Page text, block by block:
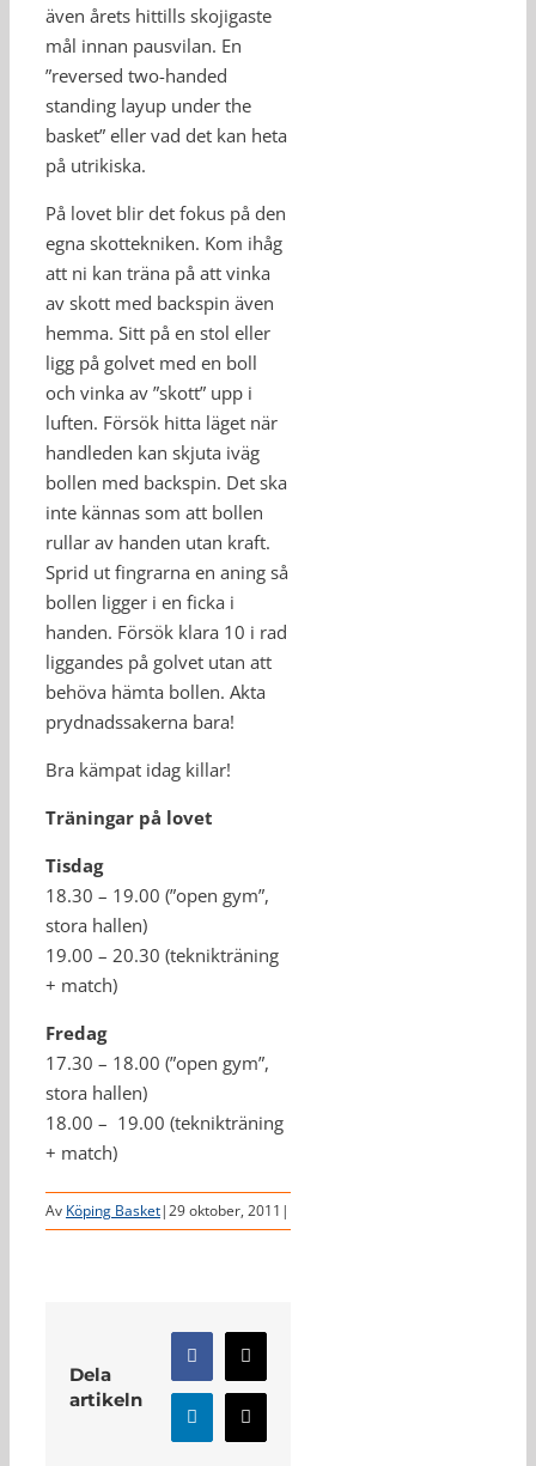
även årets hittills skojigaste
mål innan pausvilan. En
”reversed two-handed
standing layup under the
basket” eller vad det kan heta
på utrikiska.
På lovet blir det fokus på den
egna skottekniken. Kom ihåg
att ni kan träna på att vinka
av skott med backspin även
hemma. Sitt på en stol eller
ligg på golvet med en boll
och vinka av ”skott” upp i
luften. Försök hitta läget när
handleden kan skjuta iväg
bollen med backspin. Det ska
inte kännas som att bollen
rullar av handen utan kraft.
Sprid ut fingrarna en aning så
bollen ligger i en ficka i
handen. Försök klara 10 i rad
liggandes på golvet utan att
behöva hämta bollen. Akta
prydnadssakerna bara!
Bra kämpat idag killar!
Träningar på lovet
Tisdag
18.30 – 19.00 (”open gym”,
stora hallen)
19.00 – 20.30 (teknikträning
+ match)
Fredag
17.30 – 18.00 (”open gym”,
stora hallen)
18.00 – 19.00 (teknikträning
+ match)
Av Köping Basket|29 oktober, 2011 |
Dela
artikeln
Facebook
X
LinkedInE-
post